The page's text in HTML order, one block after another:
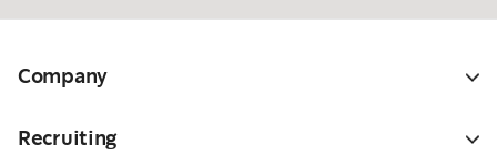
Company
Recruiting